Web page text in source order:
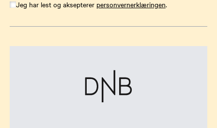
Jeg har lest og aksepterer personvernerklæringen.